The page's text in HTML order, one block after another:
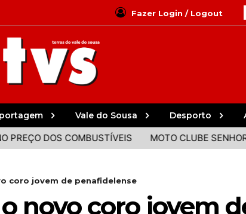
Fazer Login / Logout
Vale do Sousa Desporto
DOS COMBUSTÍVEIS MOTO CLUBE SENHORA
coro jovem de penafidelense
novo coro jovem